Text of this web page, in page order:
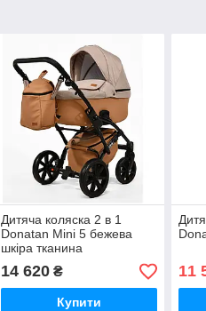
Дитяча коляска 2 в 1
Donatan Mini 5 бежева
шкіра тканина
14 620₴
Купити
11